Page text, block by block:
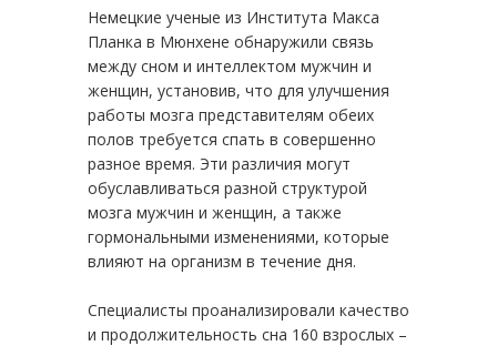
Немецкие ученые из Института Макса
Планка в Мюнхене обнаружили связь
между сном и интеллектом мужчин и
женщин, установив, что для улучшения
работы мозга представителям обеих
полов требуется спать в совершенно
разное время. Эти различия могут
обуславливаться разной структурой
мозга мужчин и женщин, а также
гормональными изменениями, которые
влияют на организм в течение дня.
Специалисты проанализировали качество
и продолжительность сна 160 взрослых –